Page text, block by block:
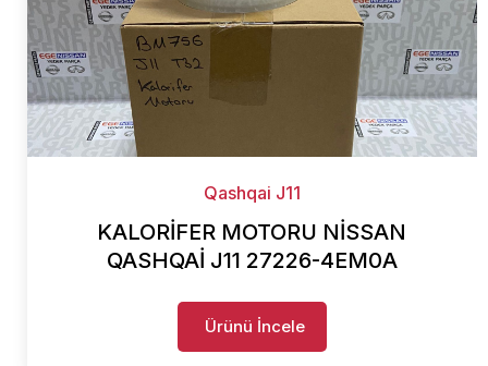
Qashqai J11
KALORİFER MOTORU NİSSAN
QASHQAİ J11 27226-4EM0A
Ürünü İncele